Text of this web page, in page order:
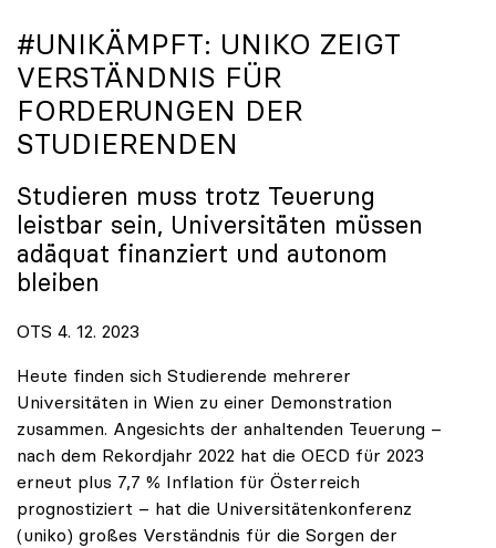
#UNIKÄMPFT: UNIKO ZEIGT
VERSTÄNDNIS FÜR
FORDERUNGEN DER
STUDIERENDEN
Studieren muss trotz Teuerung
leistbar sein, Universitäten müssen
adäquat finanziert und autonom
bleiben
OTS 4. 12. 2023
Heute finden sich Studierende mehrerer
Universitäten in Wien zu einer Demonstration
zusammen. Angesichts der anhaltenden Teuerung –
nach dem Rekordjahr 2022 hat die OECD für 2023
erneut plus 7,7 % Inflation für Österreich
prognostiziert – hat die Universitätenkonferenz
(uniko) großes Verständnis für die Sorgen der